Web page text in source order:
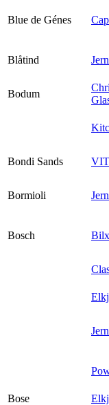
Blue de Génes
Blåtind
Bodum
Bondi Sands
Bormioli
Bosch
Bose